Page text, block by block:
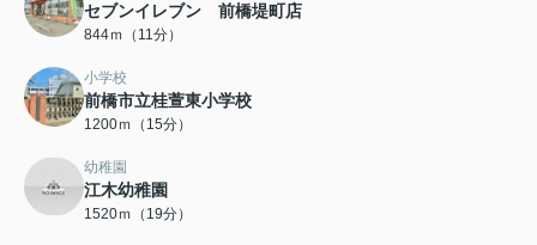
セブンイレブン 前橋堤町店
844ｍ（11分）
小学校
前橋市立桂萱東小学校
1200ｍ（15分）
幼稚園
江木幼稚園
1520ｍ（19分）